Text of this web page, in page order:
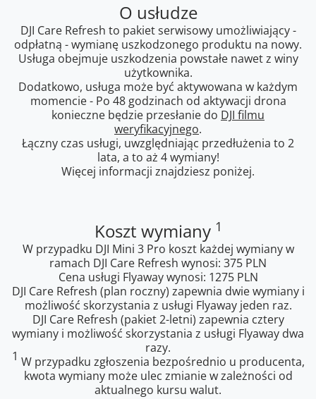
O usłudze
DJI Care Refresh to pakiet serwisowy umożliwiający -
odpłatną - wymianę uszkodzonego produktu na nowy.
Usługa obejmuje uszkodzenia powstałe nawet z winy
użytkownika.
Dodatkowo, usługa może być aktywowana w każdym
momencie - Po 48 godzinach od aktywacji drona
konieczne będzie przesłanie do DJI filmu
weryfikacyjnego.
Łączny czas usługi, uwzględniając przedłużenia to 2
lata, a to aż 4 wymiany!
Więcej informacji znajdziesz poniżej.
Koszt wymiany 1
W przypadku DJI Mini 3 Pro koszt każdej wymiany w
ramach DJI Care Refresh wynosi: 375 PLN
Cena usługi Flyaway wynosi: 1275 PLN
DJI Care Refresh (plan roczny) zapewnia dwie wymiany i
możliwość skorzystania z usługi Flyaway jeden raz.
DJI Care Refresh (pakiet 2-letni) zapewnia cztery
wymiany i możliwość skorzystania z usługi Flyaway dwa
razy.
1 W przypadku zgłoszenia bezpośrednio u producenta,
kwota wymiany może ulec zmianie w zależności od
aktualnego kursu walut.